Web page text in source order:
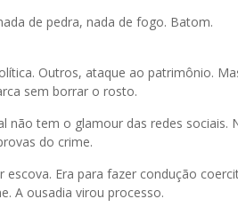
de pedra, nada de fogo. Batom.
Outros, ataque ao patrimônio.
sem borrar o rosto.
tem o glamour das redes sociais.
do crime.
Era para fazer condução
A ousadia virou processo.